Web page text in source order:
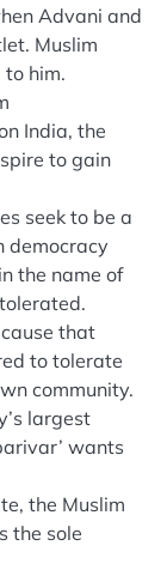
Advani and
Muslim
him.
India, the
to gain
seek to be a
democracy
the name of
that
to tolerate
community.
largest
wants
the Muslim
the sole